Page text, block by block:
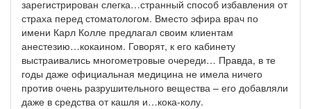
зарегистрирован слегка…странный способ избавления от
страха перед стоматологом. Вместо эфира врач по
имени Карл Колле предлагал своим клиентам
анестезию…кокаином. Говорят, к его кабинету
выстраивались многометровые очереди… Правда, в те
годы даже официальная медицина не имела ничего
против очень разрушительного вещества – его добавляли
даже в средства от кашля и…кока-колу.